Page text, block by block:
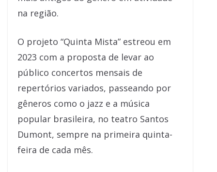
na região.
O projeto “Quinta Mista” estreou em
2023 com a proposta de levar ao
público concertos mensais de
repertórios variados, passeando por
gêneros como o jazz e a música
popular brasileira, no teatro Santos
Dumont, sempre na primeira quinta-
feira de cada mês.